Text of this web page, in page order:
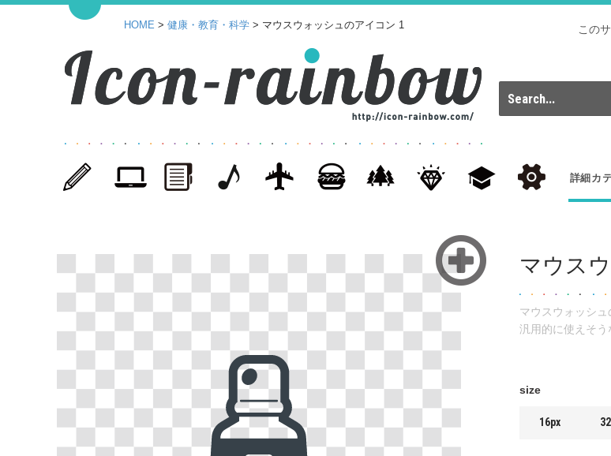
この
HOME > 健康・教育・科学 > マウスウォッシュのアイコン 1
詳細カ
マウス
マウスウォッシ
汎用的に使えそう
size
16px